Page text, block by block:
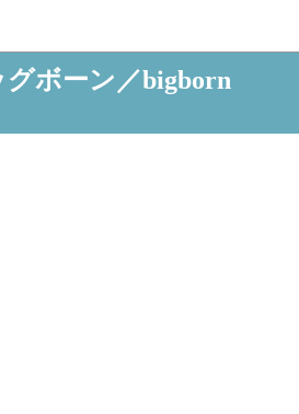
ボーン／bigborn